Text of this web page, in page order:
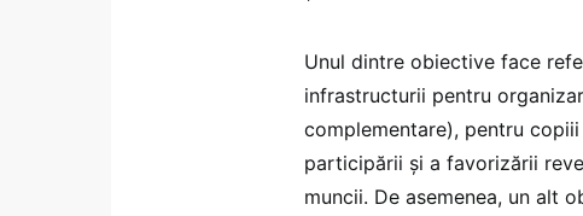
Unul dintre obiective face
infrastructurii pentru
complementare), pentru
participării și a favorizării
muncii. De asemenea, un alt